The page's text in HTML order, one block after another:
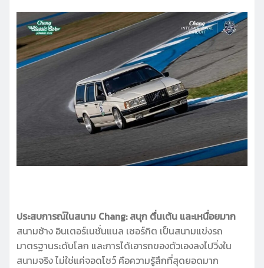
ประสบการณ์ในสนาม Chang: สนุก ตื่นเต้น และเหนื่อยมาก
สนามช้าง อินเตอร์เนชั่นแนล เซอร์กิต เป็นสนามแข่งรถ
มาตรฐานระดับโลก และการได้เอารถของตัวเองลงไปวิ่งใน
สนามจริง ไม่ใช่แค่จอดโชว์ คือความรู้สึกที่สุดยอดมาก